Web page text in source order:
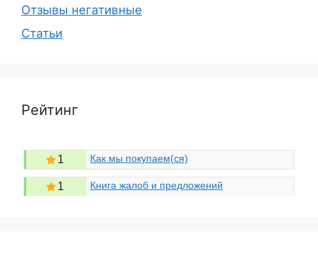
Отзывы негативные
Статьи
Рейтинг
1 Как мы покупаем(ся)
1 Книга жалоб и предложений